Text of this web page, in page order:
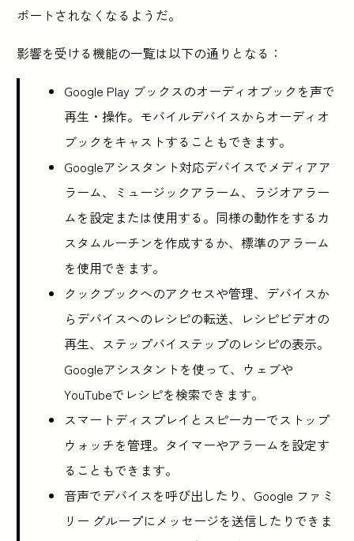
ポートされなくなるようだ。
影響を受ける機能の一覧は以下の通りとなる：
Google Play ブックスのオーディオブックを声で
再生・操作。モバイルデバイスからオーディオ
ブックをキャストすることもできます。
Googleアシスタント対応デバイスでメディアア
ラーム、ミュージックアラーム、ラジオアラー
ムを設定または使用する。同様の動作をするカ
スタムルーチンを作成するか、標準のアラーム
を使用できます。
クックブックへのアクセスや管理、デバイスか
らデバイスへのレシピの転送、レシピビデオの
再生、ステップバイステップのレシピの表示。
Googleアシスタントを使って、ウェブや
YouTubeでレシピを検索できます。
スマートディスプレイとスピーカーでストップ
ウォッチを管理。タイマーやアラームを設定す
ることもできます。
音声でデバイスを呼び出したり、Google ファミ
リー グループにメッセージを送信したりできま